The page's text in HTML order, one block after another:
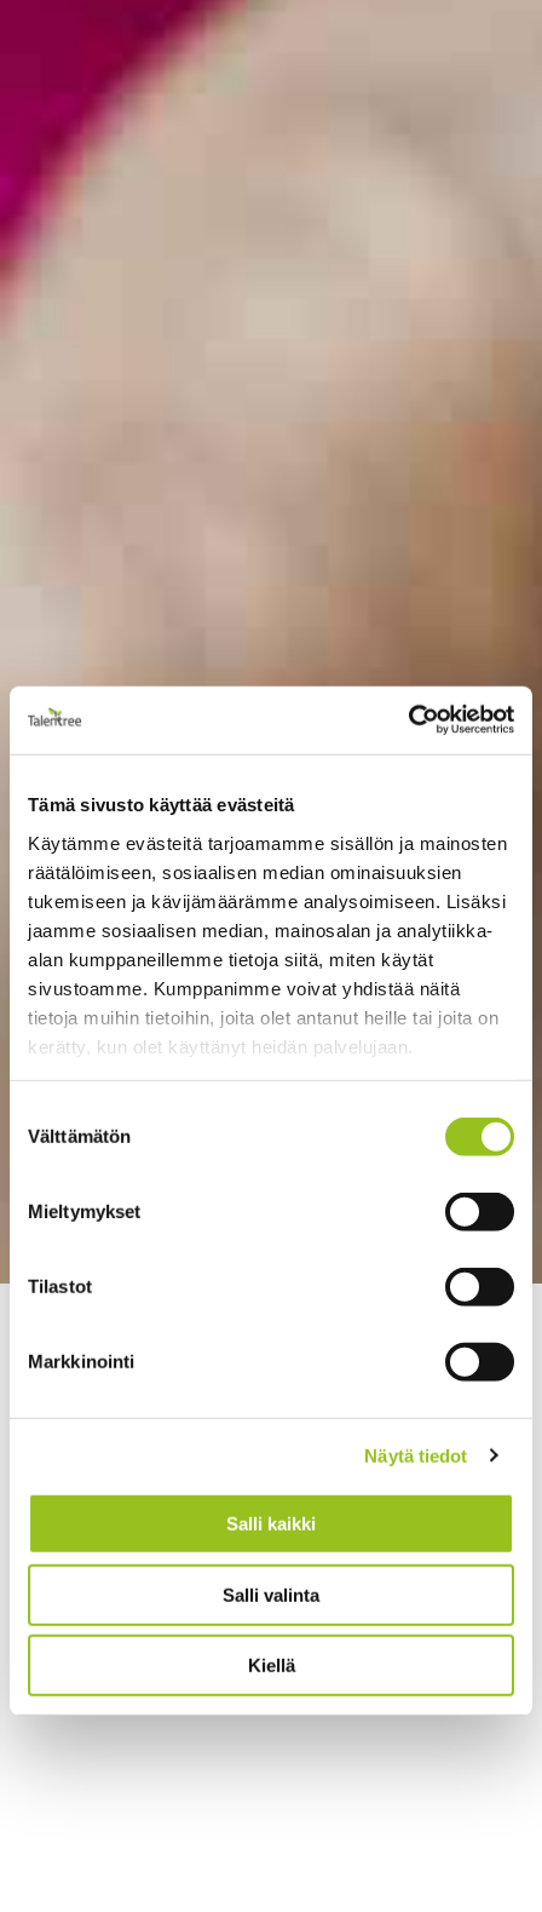
Tämä sivusto käyttää evästeitä
Käytämme evästeitä tarjoamamme sisällön ja mainosten
räätälöimiseen, sosiaalisen median ominaisuuksien
tukemiseen ja kävijämäärämme analysoimiseen. Lisäksi
jaamme sosiaalisen median, mainosalan ja analytiikka-
alan kumppaneillemme tietoja siitä, miten käytät
sivustoamme. Kumppanimme voivat yhdistää näitä
tietoja muihin tietoihin, joita olet antanut heille tai joita on
kerätty, kun olet käyttänyt heidän palvelujaan.
valinta
Välttämätön
Mieltymykset
Tilastot
Markkinointi
Näytä tiedot
Salli kaikki
Salli valinta
Kiellä